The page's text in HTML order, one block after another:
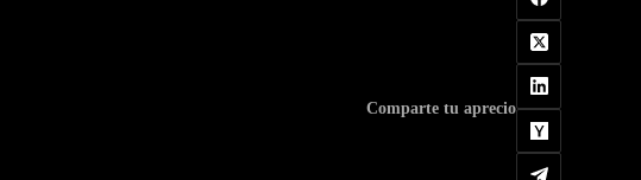
Comparte tu aprecio